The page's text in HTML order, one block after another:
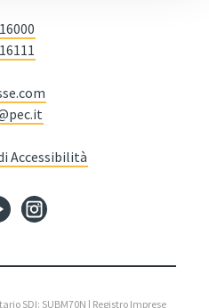
Accessibilità
SDI: SUBM70N | Registro Imprese